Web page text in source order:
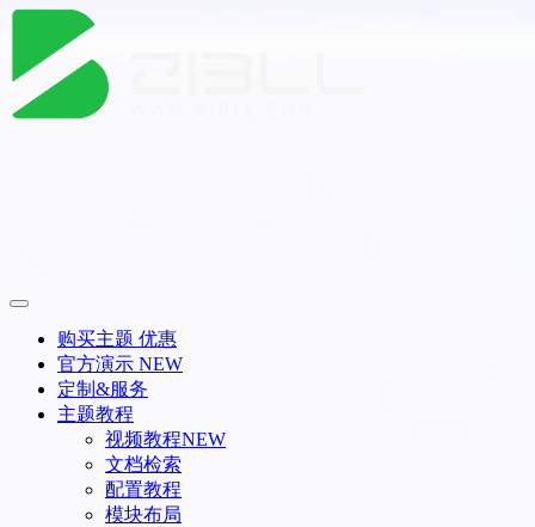
购买主题 优惠
官方演示 NEW
定制&服务
主题教程
视频教程NEW
文档检索
配置教程
模块布局